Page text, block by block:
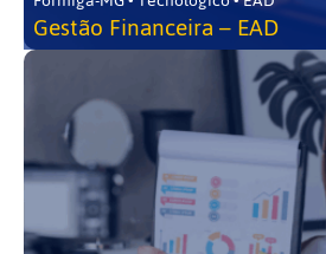
Gestão Financeira – EAD